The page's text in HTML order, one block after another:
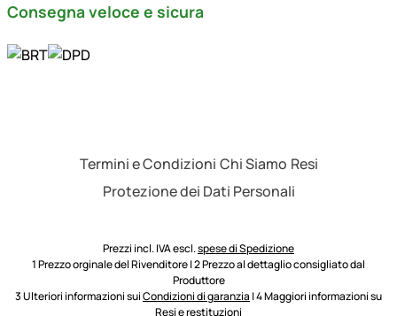
Consegna veloce e sicura
Termini e Condizioni Chi Siamo Resi
Protezione dei Dati Personali
Prezzi incl. IVA escl.spese di Spedizione
1 Prezzo orginale del Rivenditore | 2 Prezzo al dettaglio consigliato dal
Produttore
3 Ulteriori informazioni suiCondizioni di garanzia | 4 Maggiori informazioni su
Resi e restituzioni